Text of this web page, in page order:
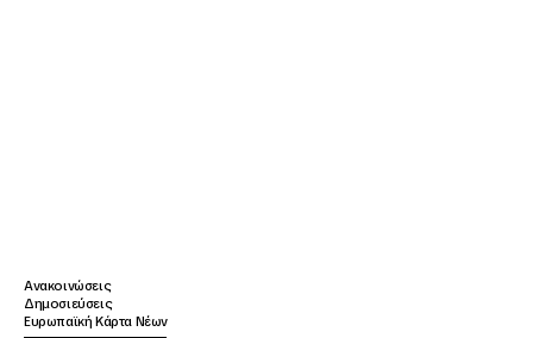
Ανακοινώσεις
Δημοσιεύσεις
Ευρωπαϊκή Κάρτα Νέων